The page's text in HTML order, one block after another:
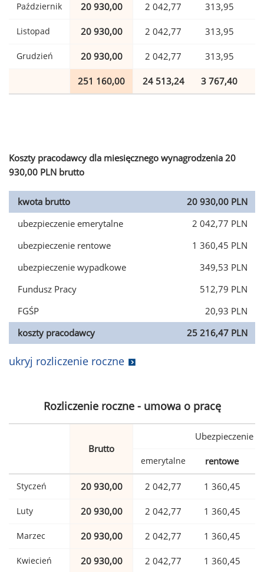
Październik 20 930,00 2 042,77 313,95
Listopad 20 930,00 2 042,77 313,95
Grudzień 20 930,00 2 042,77 313,95
251 160,00 24 513,24 3 767,40
Koszty pracodawcy dla miesięcznego wynagrodzenia 20
930,00 PLN brutto
kwota brutto
20 930,00 PLN
ubezpieczenie emerytalne
2 042,77 PLN
ubezpieczenie rentowe
1 360,45 PLN
ubezpieczenie wypadkowe
349,53 PLN
Fundusz Pracy
512,79 PLN
FGŚP
20,93 PLN
koszty pracodawcy
25 216,47 PLN
ukryj rozliczenie roczne
Rozliczenie roczne - umowa o pracę
Brutto
Ubezpieczenie
emerytalne rentowe
Styczeń 20 930,00 2 042,77 1 360,45
Luty 20 930,00 2 042,77 1 360,45
Marzec 20 930,00 2 042,77 1 360,45
Kwiecień 20 930,00 2 042,77 1 360,45